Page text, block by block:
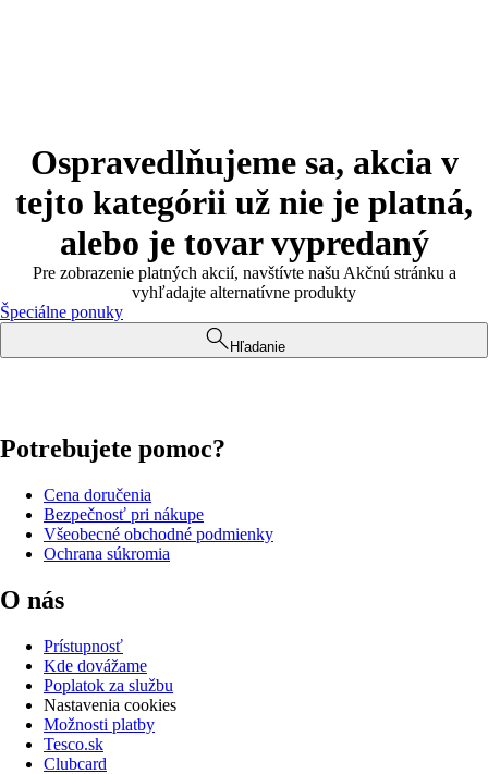
Ospravedlňujeme sa, akcia v
tejto kategórii už nie je platná,
alebo je tovar vypredaný
Pre zobrazenie platných akcií, navštívte našu Akčnú stránku a
vyhľadajte alternatívne produkty
Špeciálne ponuky
Hľadanie
Potrebujete pomoc?
Cena doručenia
Bezpečnosť pri nákupe
Všeobecné obchodné podmienky
Ochrana súkromia
O nás
Prístupnosť
Kde dovážame
Poplatok za službu
Nastavenia cookies
Možnosti platby
Tesco.sk
Clubcard